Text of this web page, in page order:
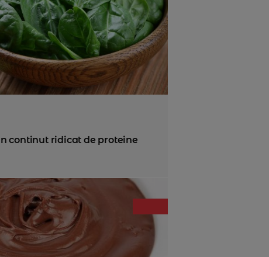
continut ridicat de proteine